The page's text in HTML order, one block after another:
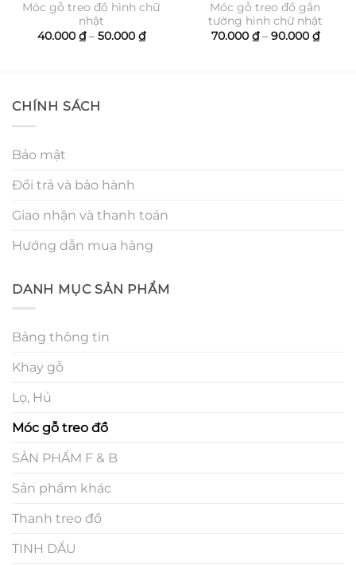
Móc gỗ treo đồ hình chữ
nhật
40.000 ₫ – 50.000 ₫Khoảng
giá:
Móc gỗ treo đồ gắn
tường hình chữ nhật
70.000 ₫ – 90.000 ₫
giá:
CHÍNH SÁCH
Bảo mật
Đổi trả và bảo hành
Giao nhận và thanh toán
Hướng dẫn mua hàng
DANH MỤC SẢN PHẨM
Bảng thông tin
Khay gỗ
Lọ, Hủ
Móc gỗ treo đồ
SẢN PHẨM F & B
Sản phẩm khác
Thanh treo đồ
TINH DẦU